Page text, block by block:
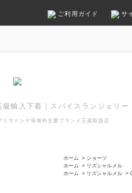
ご利用ガイド サ
輸入下着 スパイスランジェリー
リマドンナ等海外主要ブランド正規取扱店
ホーム > ショーツ
ホーム
> リズシャルメル
ホーム
> リズシャルメル >